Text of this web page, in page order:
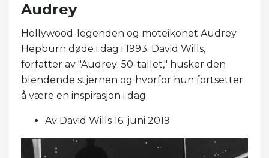
Audrey
Hollywood-legenden og moteikonet Audrey
Hepburn døde i dag i 1993. David Wills,
forfatter av "Audrey: 50-tallet," husker den
blendende stjernen og hvorfor hun fortsetter
å være en inspirasjon i dag.
Av David Wills 16. juni 2019